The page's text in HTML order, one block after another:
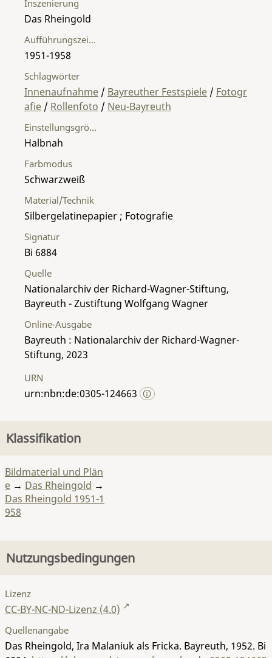
Material/Technik
Silbergelatinepapier ; Fotografie
Einstellungsgröße
Halbnah
Farbmodus
Schwarzweiß
Inszenierung
Das Rheingold
Aufführungszeitraum
1951-1958
Signatur
Bi 6884
Quelle
Nationalarchiv der Richard-Wagner-Stiftung,
Bayreuth - Zustiftung Wolfgang Wagner
Schlagwörter
Innenaufnahme / Bayreuther Festspiele / Fotogr
afie / Rollenfoto / Neu-Bayreuth
Online-Ausgabe
Bayreuth : Nationalarchiv der Richard-Wagner-
Stiftung, 2023
URN
urn:nbn:de:0305-124663
Klassifikation
Bildmaterial und Plän
e → Das Rheingold →
Das Rheingold 1951-1
958
Nutzungsbedingungen
Lizenz
CC-BY-NC-ND-Lizenz (4.0)
Quellenangabe
Das Rheingold, Ira Malaniuk als Fricka. Bayreuth, 1952. Bi